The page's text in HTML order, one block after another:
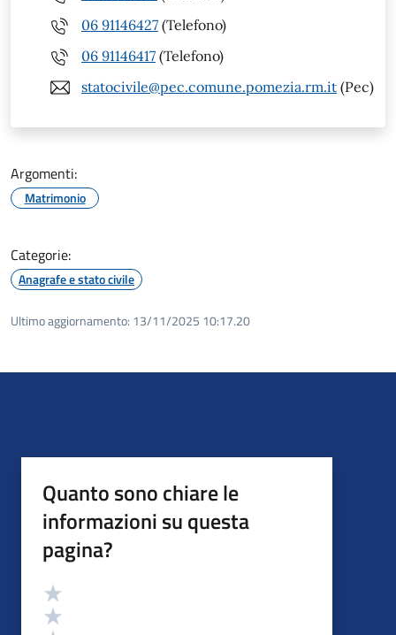
06 91146427 (Telefono)
06 91146417 (Telefono)
statocivile@pec.comune.pomezia.rm.it (Pec)
Argomenti:
Matrimonio
Categorie:
Anagrafe e stato civile
Ultimo aggiornamento: 13/11/2025 10:17.20
Quanto sono chiare le
informazioni su questa
pagina?
Valutazione